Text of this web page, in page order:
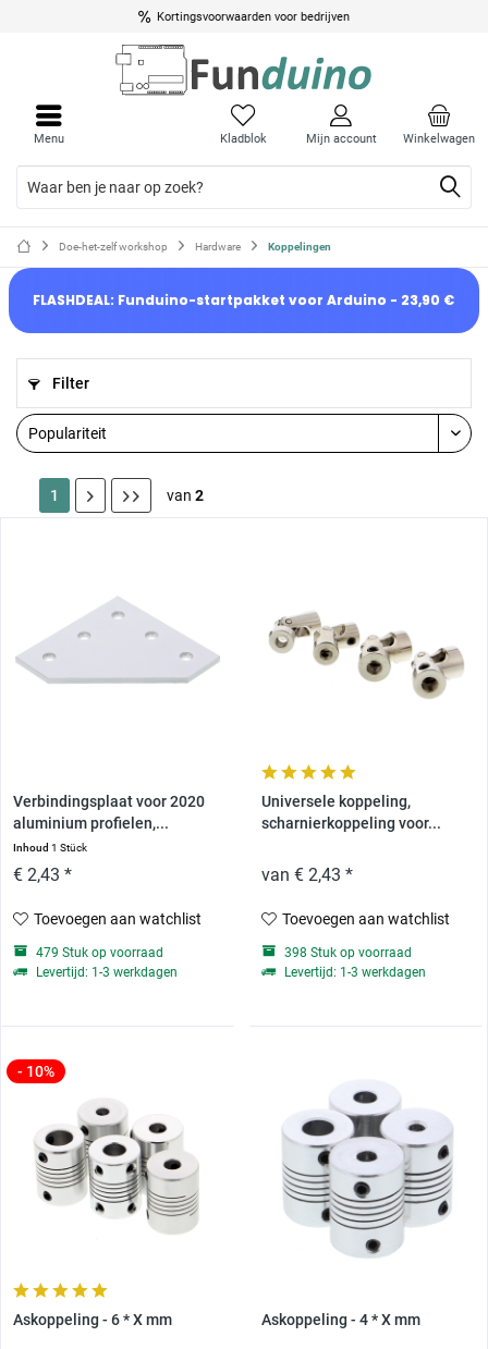
Kortingsvoorwaarden voor bedrijven
Winkelwagen
Kladblok Mijn account
Menu
Doe-het-zelf workshop Hardware Koppelingen
FLASHDEAL: Funduino-startpakket voor Arduino - 23,90 €
Filter
1 van 2
Verbindingsplaat voor 2020
aluminium profielen,...
Inhoud1 Stück
€ 2,43 *
Toevoegen aan watchlist
479 Stuk op voorraad
Levertijd: 1-3 werkdagen
Universele koppeling,
scharnierkoppeling voor...
van € 2,43 *
Toevoegen aan watchlist
398 Stuk op voorraad
Levertijd: 1-3 werkdagen
- 10%
Askoppeling - 6 * X mm Askoppeling - 4 * X mm